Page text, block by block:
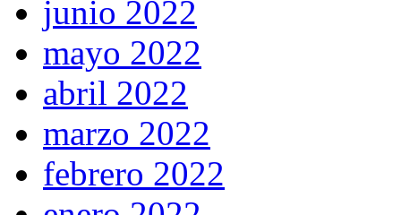
junio 2022
mayo 2022
abril 2022
marzo 2022
febrero 2022